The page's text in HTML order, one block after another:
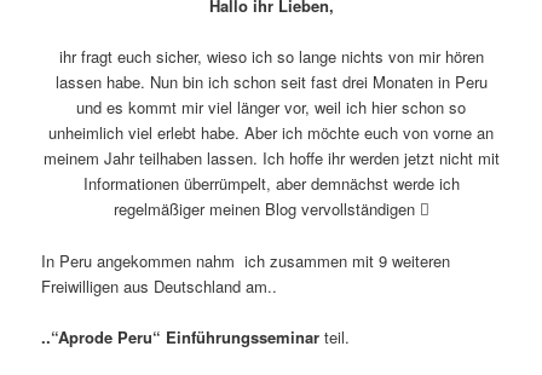
Hallo ihr Lieben,
ihr fragt euch sicher, wieso ich so lange nichts von mir hören
lassen habe. Nun bin ich schon seit fast drei Monaten in Peru
und es kommt mir viel länger vor, weil ich hier schon so
unheimlich viel erlebt habe. Aber ich möchte euch von vorne an
meinem Jahr teilhaben lassen. Ich hoffe ihr werden jetzt nicht mit
Informationen überrümpelt, aber demnächst werde ich
regelmäßiger meinen Blog vervollständigen 
In Peru angekommen nahm ich zusammen mit 9 weiteren
Freiwilligen aus Deutschland am..
..“Aprode Peru“ Einführungsseminarteil.